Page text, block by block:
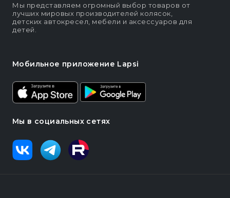
Мы представляем огромный выбор товаров от
лучших мировых производителей колясок,
детских автокресел, мебели и аксессуаров для
детей.
Мобильное приложение Lapsi
Мы в социальных сетях